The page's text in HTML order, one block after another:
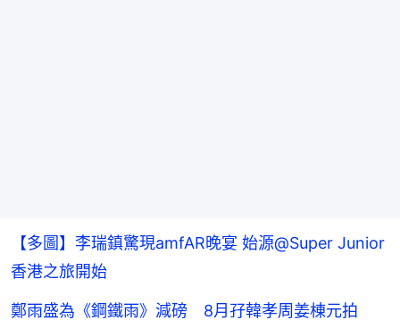
【多圖】李瑞鎮驚現amfAR晚宴 始源@Super Junior
香港之旅開始
鄭雨盛為《鋼鐵雨》減磅 8月孖韓孝周姜棟元拍